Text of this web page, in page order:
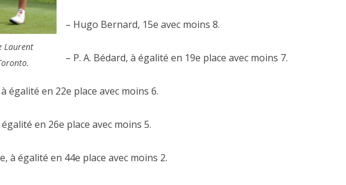
Laurent
– Hugo Bernard, 15e avec moins 8.
– P. A. Bédard, à égalité en 19e place avec moins 7.
égalité en 22e place avec moins 6.
en 26e place avec moins 5.
à égalité en 44e place avec moins 2.